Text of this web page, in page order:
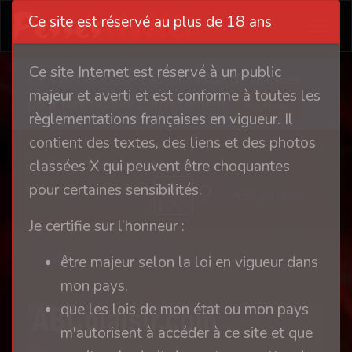
Ce site nécessite l'autorisation de cookies
pour fonctionner correctement
Accepter
Ballstrecher aimanté
0 Retour à l'album
Ce site est réservé au plus de 18 ans
Ce site Internet est réservé à un public
majeur et averti et est conforme à toutes les
règlementations françaises en vigueur. Il
contient des textes, des liens et des photos
classées X qui peuvent être choquantes
pour certaines sensibilités.
Je certifie sur l’honneur :
être majeur selon la loi en vigueur dans
mon pays.
que les lois de mon état ou mon pays
m'autorisent à accéder à ce site et que